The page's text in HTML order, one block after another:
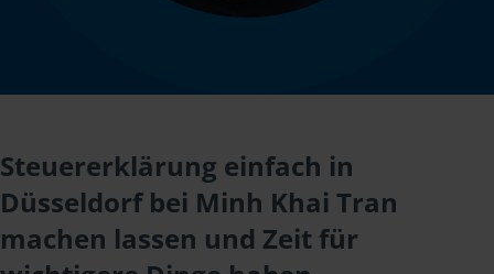
Steuererklärung einfach in
Düsseldorf bei Minh Khai Tran
machen lassen und Zeit für